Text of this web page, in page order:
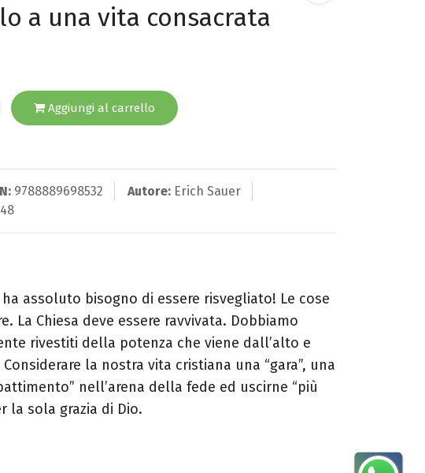
a una vita consacrata
Aggiungi al carrello
9788889698532 Autore: Erich Sauer
assoluto bisogno di essere risvegliato! Le cose
La Chiesa deve essere ravvivata. Dobbiamo
rivestiti della potenza che viene dall’alto e
la nostra vita cristiana una “gara”, una
nell’arena della fede ed uscirne “più
la sola grazia di Dio.